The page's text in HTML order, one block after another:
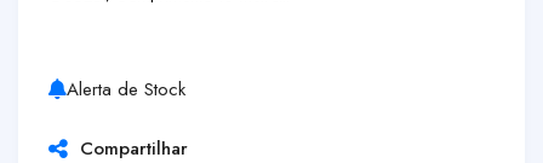
Alerta de Stock
Compartilhar